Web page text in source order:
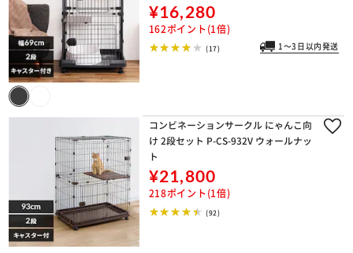
¥16,280
162ポイント(1倍)
(17) 1～3日以内発送
コンビネーションサークル にゃんこ向
け 2段セット P-CS-932V ウォールナッ
ト
¥21,800
218ポイント(1倍)
(92)